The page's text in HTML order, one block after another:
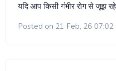
यदि आप किसी गंभीर रोग से जूझ
Posted on 21 Feb, 26 07:02